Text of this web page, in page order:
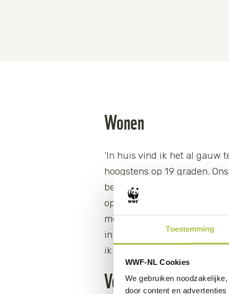
Toestemming
WWF-NL Cookies
We gebruiken
door content en
Wonen
‘In huis vind ik het al gauw
hoogstens op 19 graden.
begin was dat even slikken,
op het dak. Dat is een van
met de aarde. Dat heb ik
in een dorpje in Noord-
ik graag zo klein mogelijk.’
Voeding